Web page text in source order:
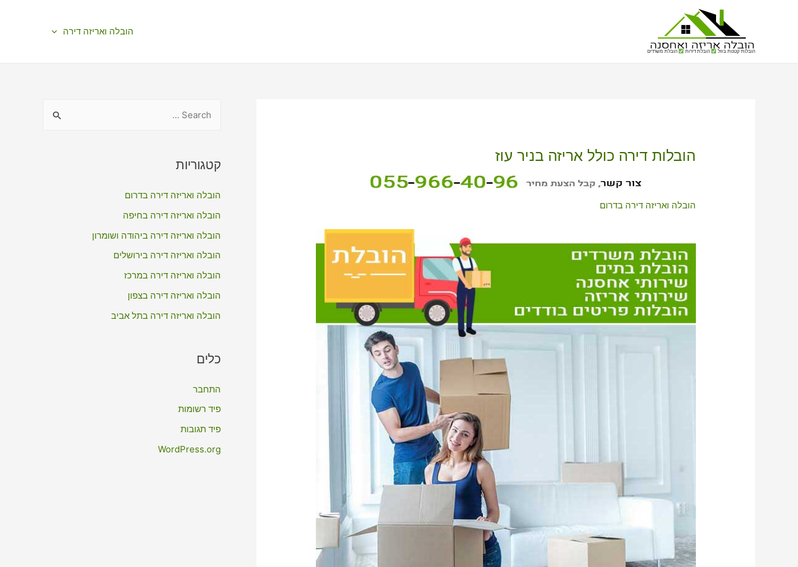
הובלות קטנות בזול הובלת דירות הובלת משרדים
הובלה ואריזה דירה
הובלות דירה כולל אריזה בניר עוז
הובלה ואריזה דירה בדרום
r
h
f
o
קטגוריות
הובלה ואריזה דירה בדרום
הובלה ואריזה דירה בחיפה
הובלה ואריזה דירה ביהודה ושומרון
הובלה ואריזה דירה בירושלים
הובלה ואריזה דירה במרכז
הובלה ואריזה דירה בצפון
הובלה ואריזה דירה בתל אביב
כלים
התחבר
פיד רשומות
פיד תגובות
WordPress.org